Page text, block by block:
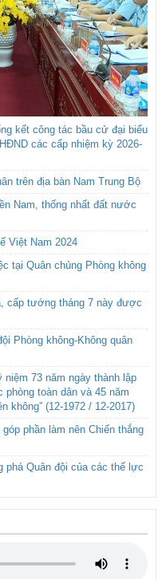
kết công tác bầu cử đại biểu
các cấp nhiệm kỳ 2026-
trên địa bàn Nam Trung Bộ
Nam, thống nhất đất nước
Việt Nam 2024
tại Quân chủng Phòng không
cấp tướng tháng 7 này được
Phòng không-Không quân
73 năm ngày thành lập
toàn dân và 45 năm
không” (12-1972 / 12-2017)
phần làm nên Chiến thắng
phá Quân đội của các thế lực